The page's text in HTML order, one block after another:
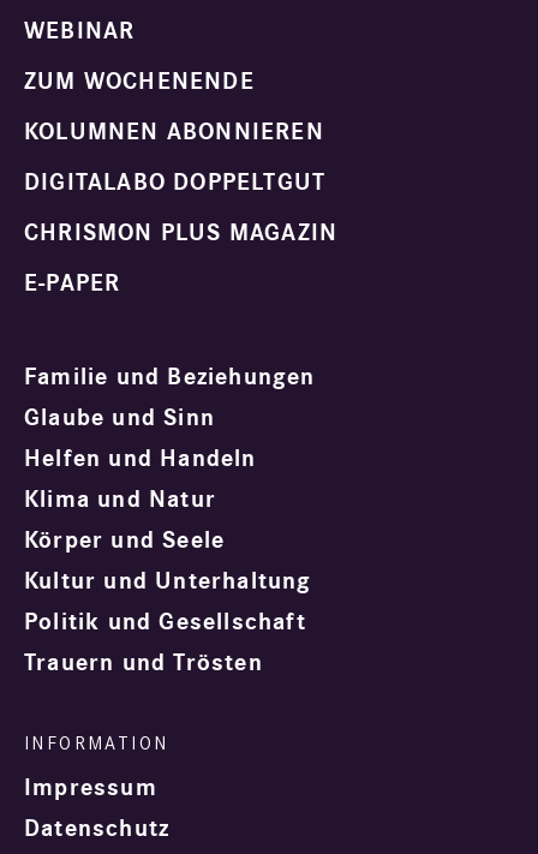
WEBINAR
ZUM WOCHENENDE
KOLUMNEN ABONNIEREN
DIGITALABO DOPPELTGUT
CHRISMON PLUS MAGAZIN
E-PAPER
Familie und Beziehungen
Glaube und Sinn
Helfen und Handeln
Klima und Natur
Körper und Seele
Kultur und Unterhaltung
Politik und Gesellschaft
Trauern und Trösten
Impressum
Datenschutz